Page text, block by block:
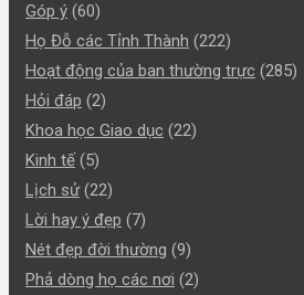
Góp ý (60)
Họ Đỗ các Tỉnh Thành (222)
Hoạt động của ban thường trực (285)
Hỏi đáp (2)
Khoa học Giao dục (22)
Kinh tế(5)
Lịch sử(22)
Lời hay ý đẹp (7)
Nét đẹp đời thường (9)
Phả dòng họ các nơi (2)